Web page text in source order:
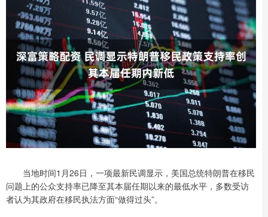
当地时间1月26日，一项最新民调显示，美国总统特朗普在移民
问题上的公众支持率已降至其本届任期以来的最低水平，多数受访
者认为其政府在移民执法方面“做得过头”。